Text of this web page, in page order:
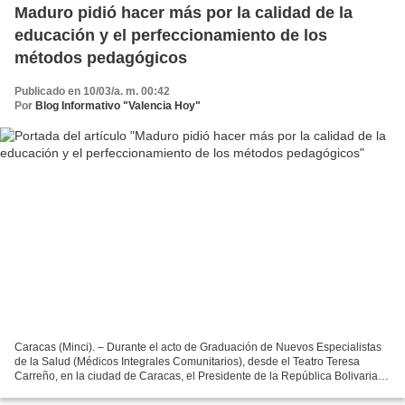
Maduro pidió hacer más por la calidad de la
educación y el perfeccionamiento de los
métodos pedagógicos
Publicado en 10/03/a. m. 00:42
Por Blog Informativo "Valencia Hoy"
Caracas (Minci). – Durante el acto de Graduación de Nuevos Especialistas
de la Salud (Médicos Integrales Comunitarios), desde el Teatro Teresa
Carreño, en la ciudad de Caracas, el Presidente de la República Bolivariana